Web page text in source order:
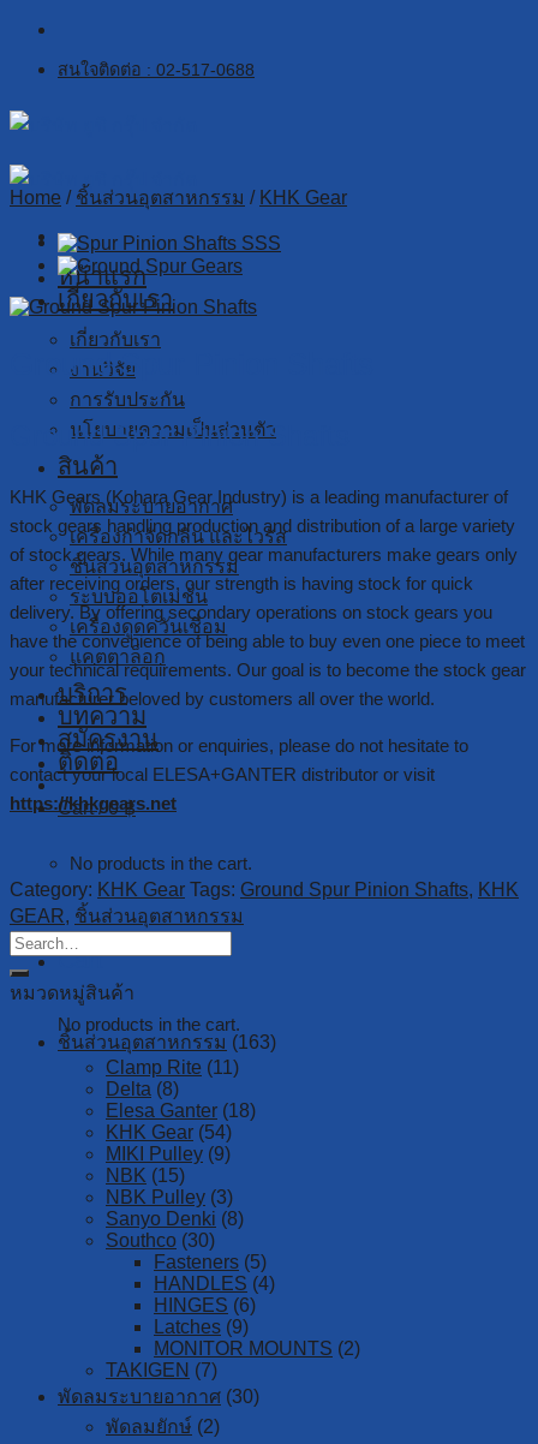
Skip
contentสนใจติดต่อ : 02-517-0688
หน้าแรก
เกี่ยวกับเรา
เกี่ยวกับเรา
งานวิจัย
การรับประกัน
นโยบายความเป็นส่วนตัว
สินค้า
พัดลมระบายอากาศ
เครื่องกำจัดกลิ่น และไวรัส
ชิ้นส่วนอุตสาหกรรม
ระบบออโตเมชั่น
เครื่องดูดควันเชื่อม
แคตตาล็อก
บริการ
บทความ
สมัครงาน
ติดต่อ
Cart /0฿
No products in the cart.
Cart
No products in the cart.
Home / ชิ้นส่วนอุตสาหกรรม / KHK Gear
Ground Spur Pinion Shafts
Ground Spur Pinion Shafts
KHK Gears (Kohara Gear Industry) is a leading manufacturer of
stock gears handling production and distribution of a large variety
of stock gears. While many gear manufacturers make gears only
after receiving orders, our strength is having stock for quick
delivery. By offering secondary operations on stock gears you
have the convenience of being able to buy even one piece to meet
your technical requirements. Our goal is to become the stock gear
manufacturer beloved by customers all over the world.
For more information or enquiries, please do not hesitate to
contact your local ELESA+GANTER distributor or visit
https://khkgears.net
Category: KHK Gear Tags: Ground Spur Pinion Shafts, KHK
GEAR, ชิ้นส่วนอุตสาหกรรม
หมวดหมู่สินค้า
ชิ้นส่วนอุตสาหกรรม (163)
Clamp Rite (11)
Delta (8)
Elesa Ganter (18)
KHK Gear (54)
MIKI Pulley (9)
NBK (15)
NBK Pulley (3)
Sanyo Denki (8)
Southco (30)
Fasteners (5)
HANDLES (4)
HINGES (6)
Latches (9)
MONITOR MOUNTS (2)
TAKIGEN (7)
พัดลมระบายอากาศ (30)
พัดลมยักษ์ (2)